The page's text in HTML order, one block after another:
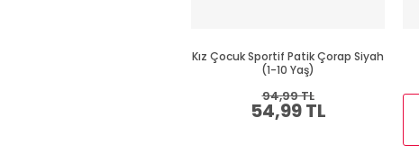
Kız Çocuk Sportif Patik Çorap Siyah
(1-10 Yaş)
54,99 TL
94,99 TL